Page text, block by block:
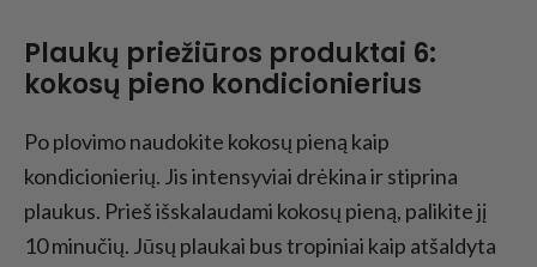
Plaukų priežiūros produktai 6:
kokosų pieno kondicionierius
Po plovimo naudokite kokosų pieną kaip
kondicionierių. Jis intensyviai drėkina ir stiprina
plaukus. Prieš išskalaudami kokosų pieną, palikite jį
10 minučių. Jūsų plaukai bus tropiniai kaip atšaldyta